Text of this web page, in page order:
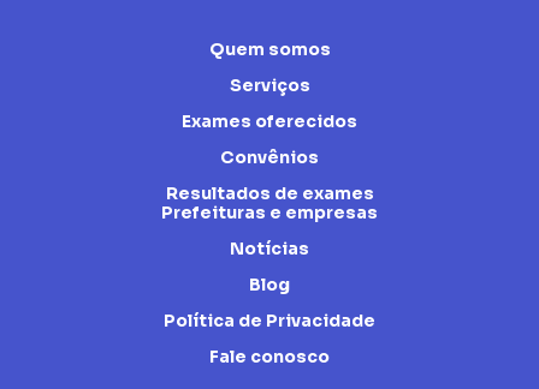
Quem somos
Serviços
Exames oferecidos
Convênios
Resultados de exames
Prefeituras e empresas
Notícias
Blog
Política de Privacidade
Fale conosco